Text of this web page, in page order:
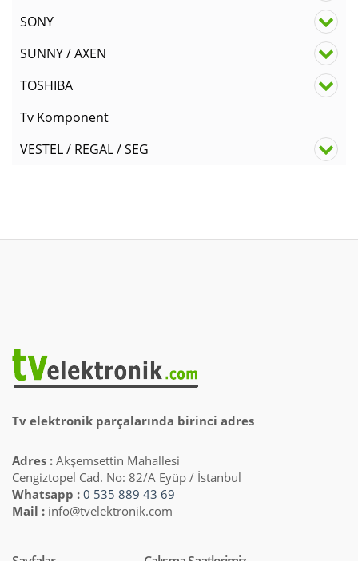
SONY
SUNNY / AXEN
TOSHIBA
Tv Komponent
VESTEL / REGAL / SEG
Tv elektronik parçalarında birinci adres
Adres : Akşemsettin Mahallesi
Cengiztopel Cad. No: 82/A Eyüp / İstanbul
Whatsapp : 0 535 889 43 69
Mail : info@tvelektronik.com